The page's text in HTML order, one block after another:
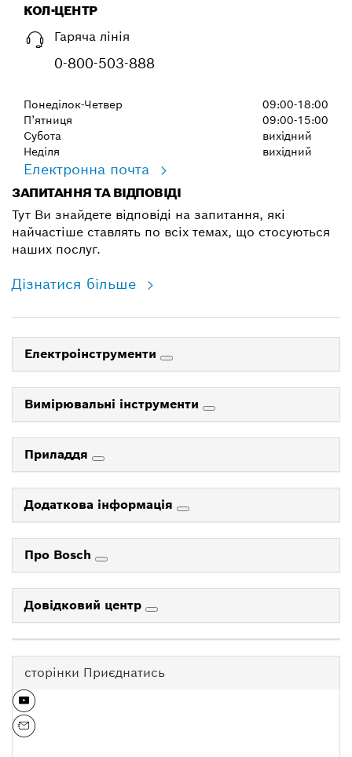
КОЛ-ЦЕНТР
Гаряча лінія
0-800-503-888
Понеділок-Четвер
П’ятниця
Субота
Неділя
09:00-18:00
09:00-15:00
вихідний
вихідний
Електронна почта
ЗАПИТАННЯ ТА ВІДПОВІДІ
Тут Ви знайдете відповіді на запитання, які
найчастіше ставлять по всіх темах, що стосуються
наших послуг.
Дізнатися більше
Електроінструменти
Вимірювальні інструменти
Приладдя
Додаткова інформація
Про Bosch
Довідковий центр
сторінки Приєднатись